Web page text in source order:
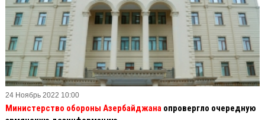
24 Ноябрь 2022 10:00
Министерство обороны Азербайджана опровергло очередную